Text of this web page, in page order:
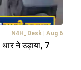
N4H_Desk Aug 6
ने उड़ाया, 7